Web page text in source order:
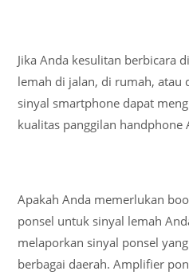
Jika Anda kesulitan berbicara
lemah di jalan, di rumah, atau
sinyal smartphone dapat
kualitas panggilan handphone
Apakah Anda memerlukan
ponsel untuk sinyal lemah
melaporkan sinyal ponsel
berbagai daerah. Amplifier